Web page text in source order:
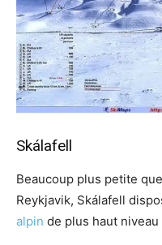
Skálafell
Beaucoup plus petite
Reykjavik, Skálafell
alpin de plus haut